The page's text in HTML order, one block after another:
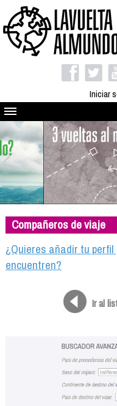
Iniciar
Quienes somos
El proyecto
Blog
Viaja con nosotros
Camino solidario
Libros
Compañeros de viaje
Compañeros de viaje
¿Quieres añadir tu
encuentren?
Ir al